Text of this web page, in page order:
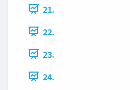
21.
22.
23.
24.